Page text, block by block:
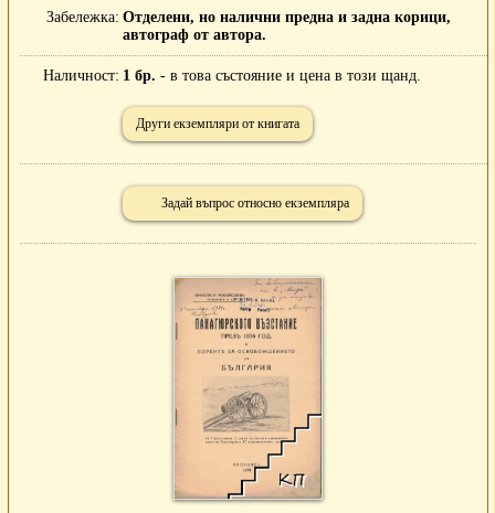
Забележка Отделени, но налични предна и задна корици,
автограф от автора.
Наличност 1 бр. - в това състояние и цена в този щанд.
Други екземпляри от книгата
Задай въпрос относно екземпляра